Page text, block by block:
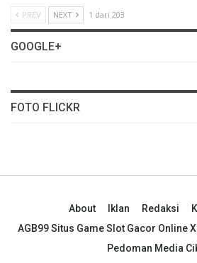
PREV NEXT 1 dari 203
GOOGLE+
FOTO FLICKR
About Iklan Redaksi
AGB99 Situs Game Slot Gacor Online
Pedoman Media